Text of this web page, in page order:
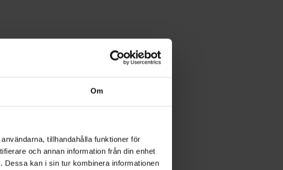
Om
tillhandahålla funktioner för
och annan information från din enhet
kan i sin tur kombinera informationen